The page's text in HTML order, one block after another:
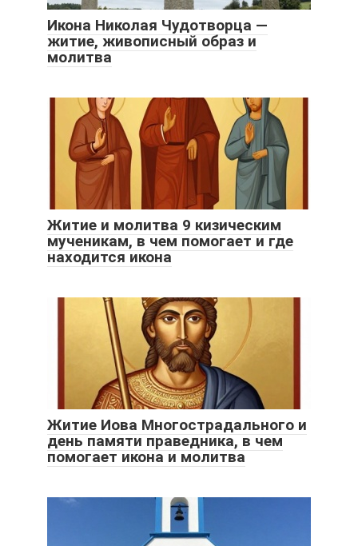
Икона Николая Чудотворца —
житие, живописный образ и
молитва
Житие и молитва 9 кизическим
мученикам, в чем помогает и где
находится икона
Житие Иова Многострадального и
день памяти праведника, в чем
помогает икона и молитва